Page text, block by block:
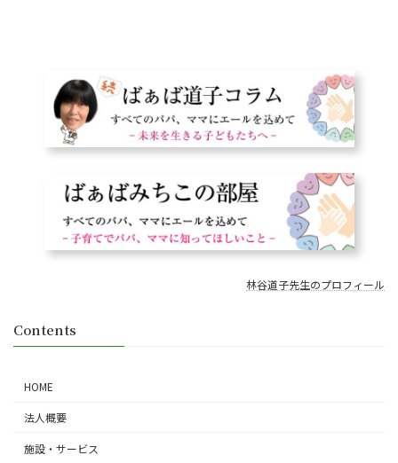
林谷道子先生のプロフィール
Contents
HOME
法人概要
施設・サービス